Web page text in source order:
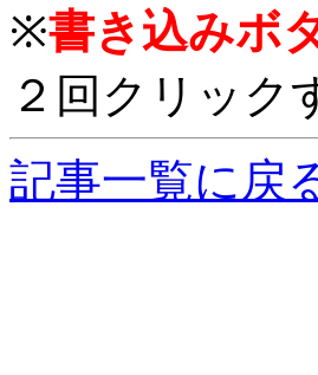
※書き込みボ
２回クリック
記事一覧に戻